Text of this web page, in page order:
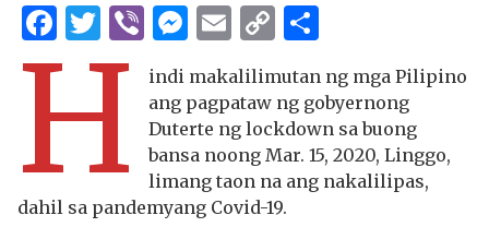
Facebook
Twitter
ViberMessenger
Email
Copy
H
indi makalilimutan ng mga Pilipino
ang pagpataw ng gobyernong
Duterte ng lockdown sa buong
bansa noong Mar. 15, 2020, Linggo,
limang taon na ang nakalilipas,
dahil sa pandemyang Covid-19.